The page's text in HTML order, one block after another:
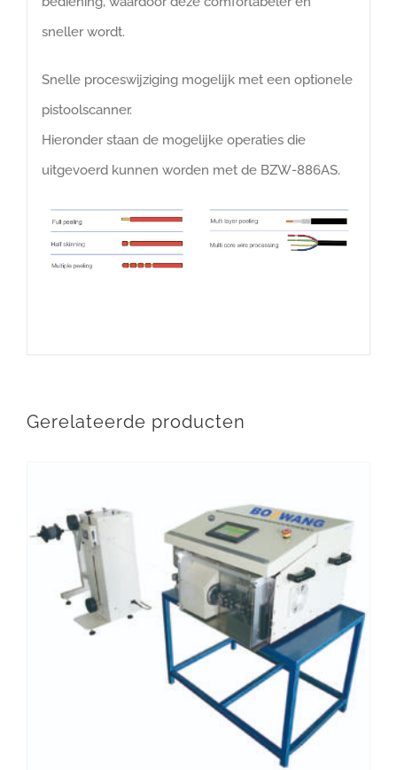
sneller wordt.
Snelle proceswijziging mogelijk met een optionele
pistoolscanner.
Hieronder staan de mogelijke operaties die
uitgevoerd kunnen worden met de BZW-886AS.
Gerelateerde producten